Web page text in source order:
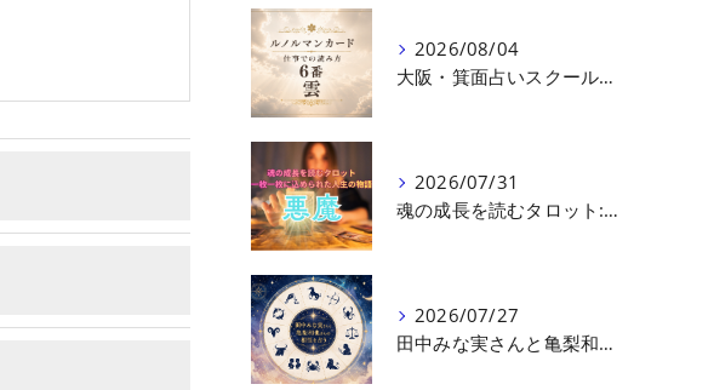
2026/08/04
大阪・箕面占いスクール 原 史恵 | ルノルマンカード読み方のコツ「雲」 仕事をテーマに占った場合
2026/07/31
魂の成長を読むタロット:悪魔（第十七回目）｜大阪・箕面占いスクールラブアンドライト
2026/07/27
田中みな実さんと亀梨和也さんの相性を読む｜大阪・箕面占いスクールラブアンドライト